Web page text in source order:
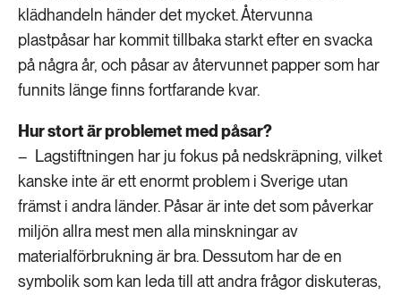
klädhandeln händer det mycket. Återvunna
plastpåsar har kommit tillbaka starkt efter en svacka
på några år, och påsar av återvunnet papper som har
funnits länge finns fortfarande kvar.
Hur stort är problemet med påsar?
– Lagstiftningen har ju fokus på nedskräpning, vilket
kanske inte är ett enormt problem i Sverige utan
främst i andra länder. Påsar är inte det som påverkar
miljön allra mest men alla minskningar av
materialförbrukning är bra. Dessutom har de en
symbolik som kan leda till att andra frågor diskuteras,